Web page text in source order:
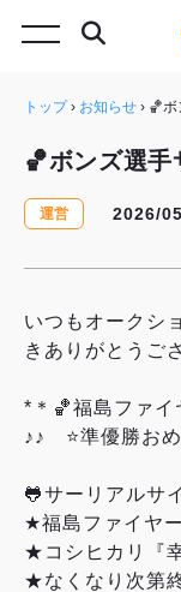
トップ› お知らせ › 🏀
🏀ボンズ選
運営 2026/
いつもオークシ
きありがとうご
*＊🏀福島ファ
♪♪ ⭐準優勝お
🐸サーリアルサ
★福島ファイヤ
★コシヒカリ『
★なくなり次第